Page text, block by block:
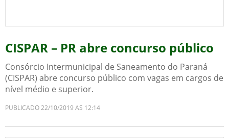
CISPAR – PR abre concurso público
Consórcio Intermunicipal de Saneamento do Paraná
(CISPAR) abre concurso público com vagas em cargos de
nível médio e superior.
PUBLICADO 22/10/2019 AS 12:14